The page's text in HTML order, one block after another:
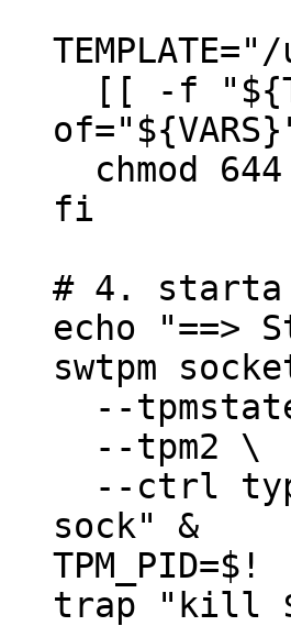
[[ -f
chmod
fi
# 4. starta
echo "==>
swtpm
--
--tpm2 \
--ctrl
sock" &
TPM_PID=$!
trap "kill